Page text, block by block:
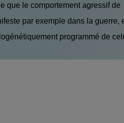
que le comportement agressif de
par exemple dans la guerre,
programmé de